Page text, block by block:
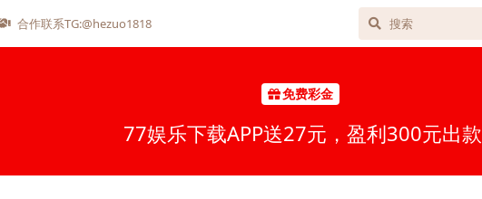
合作联系TG:@hezuo1818
免费彩金
77娱乐下载APP送27元，盈利300元出款